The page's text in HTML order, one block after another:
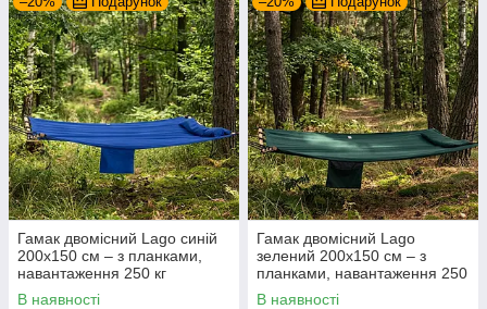
Гамак двомісний Lago синій
200х150 см – з планками,
навантаження 250 кг
В наявності
Гамак двомісний Lago
зелений 200х150 см – з
планками, навантаження 250
кг
В наявності